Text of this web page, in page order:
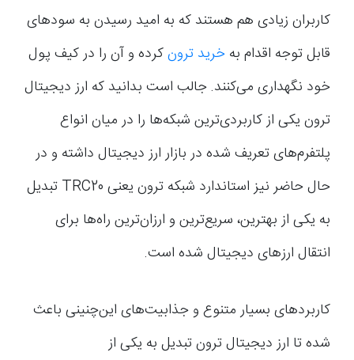
کاربران زیادی هم هستند که به امید رسیدن به سودهای
قابل توجه اقدام به خرید ترونکرده و آن را در کیف پول
خود نگهداری می‌کنند. جالب است بدانید که ارز دیجیتال
ترون یکی از کاربردی‌ترین شبکه‌ها را در میان انواع
پلتفرم‌های تعریف شده در بازار ارز دیجیتال داشته و در
حال حاضر نیز استاندارد شبکه ترون یعنی TRC20 تبدیل
به یکی از بهترین، سریع‌ترین و ارزان‌ترین راه‌ها برای
انتقال ارز‌های دیجیتال شده است.
کاربرد‌های بسیار متنوع و جذابیت‌های این‌چنینی باعث
شده تا ارز دیجیتال ترون تبدیل به یکی از